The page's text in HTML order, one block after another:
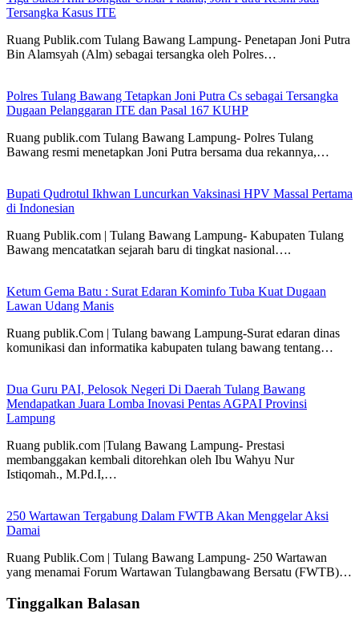
Tersangka Kasus ITE
Ruang Publik.com Tulang Bawang Lampung- Penetapan Joni Putra
Bin Alamsyah (Alm) sebagai tersangka oleh Polres…
Polres Tulang Bawang Tetapkan Joni Putra Cs sebagai Tersangka
Dugaan Pelanggaran ITE dan Pasal 167 KUHP
Ruang publik.com Tulang Bawang Lampung- Polres Tulang
Bawang resmi menetapkan Joni Putra bersama dua rekannya,…
Bupati Qudrotul Ikhwan Luncurkan Vaksinasi HPV Massal Pertama
di Indonesian
Ruang Publik.com | Tulang Bawang Lampung- Kabupaten Tulang
Bawang mencatatkan sejarah baru di tingkat nasional….
Ketum Gema Batu : Surat Edaran Kominfo Tuba Kuat Dugaan
Lawan Udang Manis
Ruang publik.Com | Tulang bawang Lampung-Surat edaran dinas
komunikasi dan informatika kabupaten tulang bawang tentang…
Dua Guru PAI, Pelosok Negeri Di Daerah Tulang Bawang
Mendapatkan Juara Lomba Inovasi Pentas AGPAI Provinsi
Lampung
Ruang publik.com |Tulang Bawang Lampung- Prestasi
membanggakan kembali ditorehkan oleh Ibu Wahyu Nur
Istiqomah., M.Pd.I,…
250 Wartawan Tergabung Dalam FWTB Akan Menggelar Aksi
Damai
Ruang Publik.Com | Tulang Bawang Lampung- 250 Wartawan
yang menamai Forum Wartawan Tulangbawang Bersatu (FWTB)…
Tinggalkan Balasan